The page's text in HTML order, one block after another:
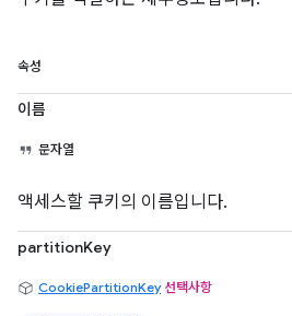
속성
이름
문자열
액세스할 쿠키의 이름입니다.
partitionKey
CookiePartitionKey 선택사항